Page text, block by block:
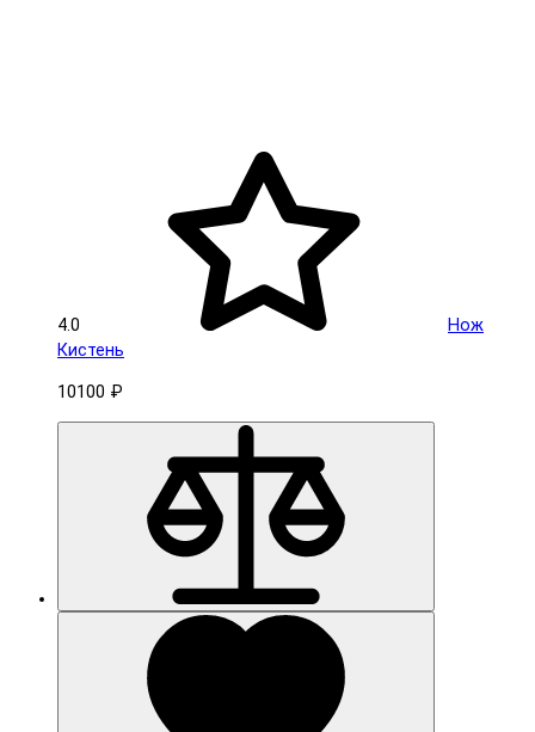
4.0
Нож
Кистень
10100 ₽